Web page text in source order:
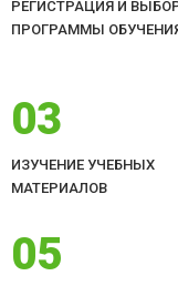
РЕГИСТРАЦИЯ И
ПРОГРАММЫ
03
ИЗУЧЕНИЕ УЧЕБНЫХ
МАТЕРИАЛОВ
05